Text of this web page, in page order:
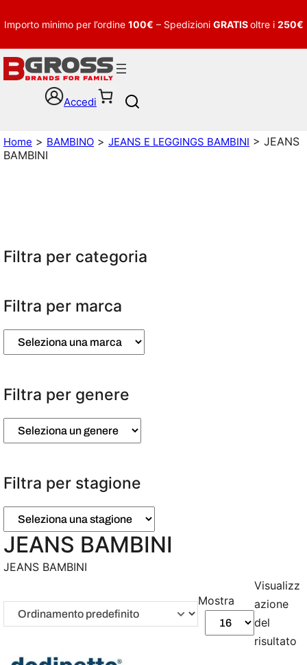
Importo minimo per l’ordine 100€ – Spedizioni GRATISoltre i 250€
Accedi
a
r
Home > BAMBINO > JEANS E LEGGINGS BAMBINI > JEANS
BAMBINI
Filtra per categoria
Filtra per marca
Filtra per genere
Filtra per stagione
JEANS BAMBINI
JEANS BAMBINI
Mostra
Visualizz
azione
del
risultato